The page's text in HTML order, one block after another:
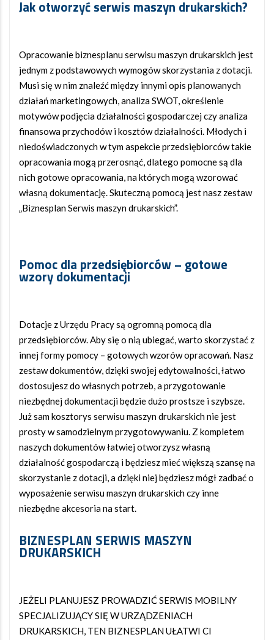
Jak otworzyć serwis maszyn drukarskich?
Opracowanie biznesplanu serwisu maszyn drukarskich jest
jednym z podstawowych wymogów skorzystania z dotacji.
Musi się w nim znaleźć między innymi opis planowanych
działań marketingowych, analiza SWOT, określenie
motywów podjęcia działalności gospodarczej czy analiza
finansowa przychodów i kosztów działalności. Młodych i
niedoświadczonych w tym aspekcie przedsiębiorców takie
opracowania mogą przerosnąć, dlatego pomocne są dla
nich gotowe opracowania, na których mogą wzorować
własną dokumentację. Skuteczną pomocą jest nasz zestaw
„Biznesplan Serwis maszyn drukarskich”.
Pomoc dla przedsiębiorców – gotowe
wzory dokumentacji
Dotacje z Urzędu Pracy są ogromną pomocą dla
przedsiębiorców. Aby się o nią ubiegać, warto skorzystać z
innej formy pomocy – gotowych wzorów opracowań. Nasz
zestaw dokumentów, dzięki swojej edytowalności, łatwo
dostosujesz do własnych potrzeb, a przygotowanie
niezbędnej dokumentacji będzie dużo prostsze i szybsze.
Już sam kosztorys serwisu maszyn drukarskich nie jest
prosty w samodzielnym przygotowywaniu. Z kompletem
naszych dokumentów łatwiej otworzysz własną
działalność gospodarczą i będziesz mieć większą szansę na
skorzystanie z dotacji, a dzięki niej będziesz mógł zadbać o
wyposażenie serwisu maszyn drukarskich czy inne
niezbędne akcesoria na start.
BIZNESPLAN SERWIS MASZYN
DRUKARSKICH
JEŻELI PLANUJESZ PROWADZIĆ SERWIS MOBILNY
SPECJALIZUJĄCY SIĘ W URZĄDZENIACH
DRUKARSKICH, TEN BIZNESPLAN UŁATWI CI